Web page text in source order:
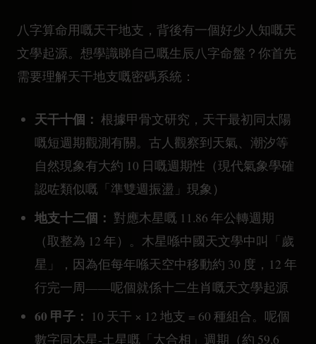
八字算命用嘅天干地支，背後有一個好少人知嘅天
文學起源。想學識睇自己嘅生辰八字命盤？你首先
需要理解天干地支嘅密碼系統：
天干十個： 根據甲骨文研究，天干最初同太陽
嘅短週期觀測有關。古人觀察到天氣、潮汐等
自然現象有大約 10 日嘅週期性（現代氣象學確
認咗類似嘅「準雙週振盪」現象）
地支十二個： 對應木星嘅 11.86 年公轉週期
（取整為 12 年）。木星喺中國天文學中叫「歲
星」，因為佢每年喺天空中移動約 30 度，12 年
行完一周——呢個就係十二生肖嘅天文學起源
60 甲子： 10 天干 × 12 地支 = 60 種組合。呢個
數字同木星-土星嘅「大合相」週期（約 59.6